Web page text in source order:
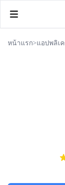
หน้าแรก>แอปพลิเ